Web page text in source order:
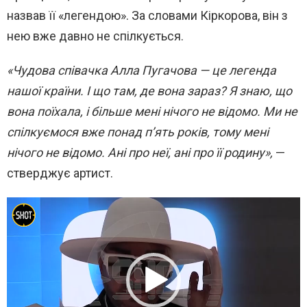
назвав її «легендою». За словами Кіркорова, він з
нею вже давно не спілкується.
«Чудова співачка Алла Пугачова — це легенда
нашої країни. І що там, де вона зараз? Я знаю, що
вона поїхала, і більше мені нічого не відомо. Ми не
спілкуємося вже понад п’ять років, тому мені
нічого не відомо. Ані про неї, ані про її родину», —
стверджує артист.
В